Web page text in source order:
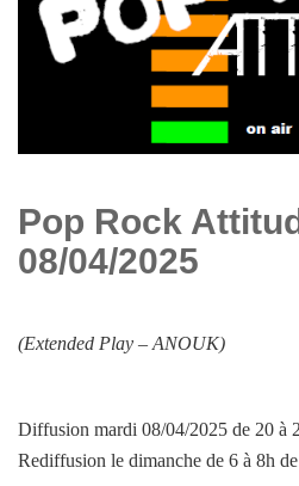
Pop Rock
08/04/2025
(Extended Play – ANOUK)
Diffusion mardi 08/04/2025 de 20 à
Rediffusion le dimanche de 6 à 8h